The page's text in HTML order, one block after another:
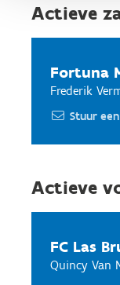
Actieve
Fortuna
Frederik
Stuur
Actieve
FC Las
Quincy Van